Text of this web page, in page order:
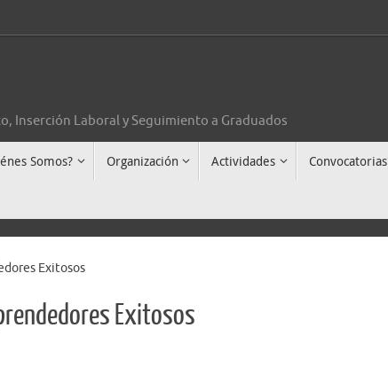
Inserción Laboral y Seguimiento a Graduados
Somos? Organización Actividades Convocatorias
Exitosos
Exitosos